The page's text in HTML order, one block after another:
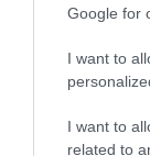
Google for
I want to
I want to
related to